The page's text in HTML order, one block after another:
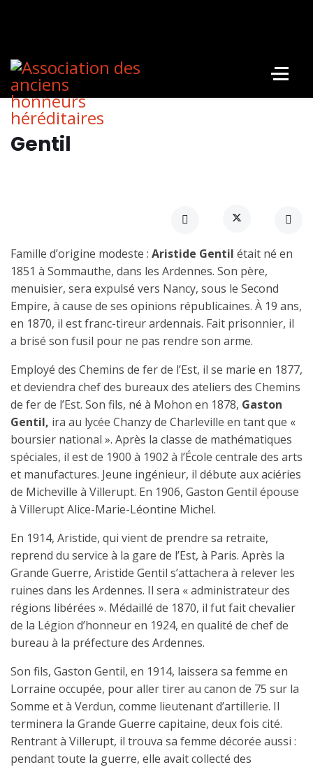
Gentil
Famille d’origine modeste : Aristide Gentil était né en
1851 à Sommauthe, dans les Ardennes. Son père,
menuisier, sera expulsé vers Nancy, sous le Second
Empire, à cause de ses opinions républicaines. À 19 ans,
en 1870, il est franc-tireur ardennais. Fait prisonnier, il
a brisé son fusil pour ne pas rendre son arme.
Employé des Chemins de fer de l’Est, il se marie en 1877,
et deviendra chef des bureaux des ateliers des Chemins
de fer de l’Est. Son fils, né à Mohon en 1878, Gaston
Gentil, ira au lycée Chanzy de Charleville en tant que «
boursier national ». Après la classe de mathématiques
spéciales, il est de 1900 à 1902 à l’École centrale des arts
et manufactures. Jeune ingénieur, il débute aux aciéries
de Micheville à Villerupt. En 1906, Gaston Gentil épouse
à Villerupt Alice-Marie-Léontine Michel.
En 1914, Aristide, qui vient de prendre sa retraite,
reprend du service à la gare de l’Est, à Paris. Après la
Grande Guerre, Aristide Gentil s’attachera à relever les
ruines dans les Ardennes. Il sera « administrateur des
régions libérées ». Médaillé de 1870, il fut fait chevalier
de la Légion d’honneur en 1924, en qualité de chef de
bureau à la préfecture des Ardennes.
Son fils, Gaston Gentil, en 1914, laissera sa femme en
Lorraine occupée, pour aller tirer au canon de 75 sur la
Somme et à Verdun, comme lieutenant d’artillerie. Il
terminera la Grande Guerre capitaine, deux fois cité.
Rentrant à Villerupt, il trouva sa femme décorée aussi :
pendant toute la guerre, elle avait collecté des